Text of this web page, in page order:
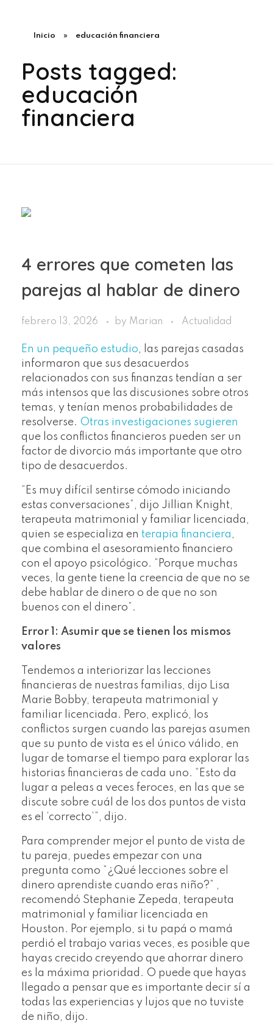
Inicio » educación financiera
Posts tagged:
educación
financiera
4 errores que cometen las
parejas al hablar de dinero
febrero 13, 2026 by Marian Actualidad
En un pequeño estudio, las parejas casadas
informaron que sus desacuerdos
relacionados con sus finanzas tendían a ser
más intensos que las discusiones sobre otros
temas, y tenían menos probabilidades de
resolverse. Otras investigaciones sugieren
que los conflictos financieros pueden ser un
factor de divorcio más importante que otro
tipo de desacuerdos.
“Es muy difícil sentirse cómodo iniciando
estas conversaciones”, dijo Jillian Knight,
terapeuta matrimonial y familiar licenciada,
quien se especializa en terapia financiera ,
que combina el asesoramiento financiero
con el apoyo psicológico. “Porque muchas
veces, la gente tiene la creencia de que no se
debe hablar de dinero o de que no son
buenos con el dinero”.
Error 1: Asumir que se tienen los mismos
valores
Tendemos a interiorizar las lecciones
financieras de nuestras familias, dijo Lisa
Marie Bobby, terapeuta matrimonial y
familiar licenciada. Pero, explicó, los
conflictos surgen cuando las parejas asumen
que su punto de vista es el único válido, en
lugar de tomarse el tiempo para explorar las
historias financieras de cada uno. “Esto da
lugar a peleas a veces feroces, en las que se
discute sobre cuál de los dos puntos de vista
es el ‘correcto’”, dijo.
Para comprender mejor el punto de vista de
tu pareja, puedes empezar con una
pregunta como “¿Qué lecciones sobre el
dinero aprendiste cuando eras niño?” ,
recomendó Stephanie Zepeda, terapeuta
matrimonial y familiar licenciada en
Houston. Por ejemplo, si tu papá o mamá
perdió el trabajo varias veces, es posible que
hayas crecido creyendo que ahorrar dinero
es la máxima prioridad. O puede que hayas
llegado a pensar que es importante decir sí a
todas las experiencias y lujos que no tuviste
de niño, dijo.